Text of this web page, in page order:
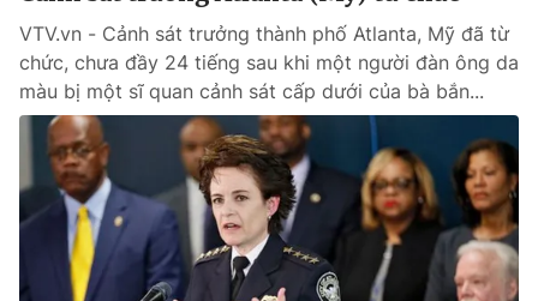
VTV.vn - Cảnh sát trưởng thành phố Atlanta, Mỹ đã từ
chức, chưa đầy 24 tiếng sau khi một người đàn ông da
màu bị một sĩ quan cảnh sát cấp dưới của bà bắn...